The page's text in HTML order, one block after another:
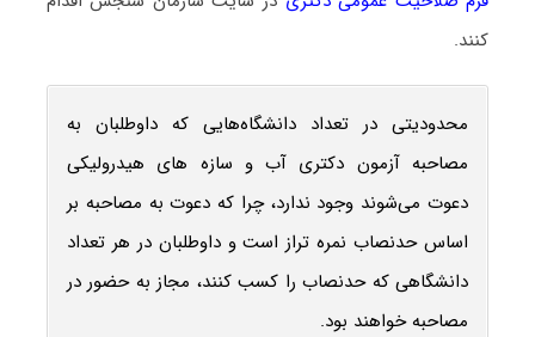
کنند.
محدودیتی در تعداد دانشگاه‌هایی که داوطلبان به
مصاحبه آزمون دکتری آب و سازه‎‌ های هیدرولیکی
دعوت می‌شوند وجود ندارد، چرا که دعوت به مصاحبه بر
اساس حدنصاب نمره تراز است و داوطلبان در هر تعداد
دانشگاهی که حدنصاب را کسب کنند، مجاز به حضور در
مصاحبه خواهند بود.